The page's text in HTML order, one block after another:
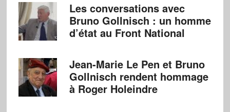
Les conversations avec
Bruno Gollnisch : un homme
d’état au Front National
Jean-Marie Le Pen et Bruno
Gollnisch rendent hommage
à Roger Holeindre